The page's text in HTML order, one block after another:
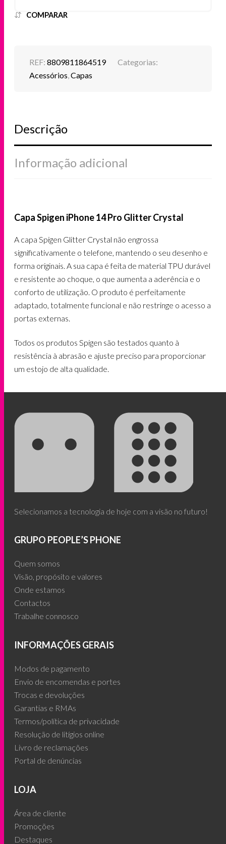
IPHONE
COMPARAR
REF:8809811864519
Categorias:
Acessórios,Capas
Descrição
Informação adicional
Capa Spigen iPhone 14 Pro Glitter Crystal
A capa Spigen Glitter Crystal não engrossa
significativamente o telefone, mantendo o seu desenho e
forma originais. A sua capa é feita de material TPU durável
e resistente ao choque, o que aumenta a aderência e o
conforto de utilização. O produto é perfeitamente
adaptado, totalmente funcional e não restringe o acesso a
portas externas.
Todos os produtos Spigen são testados quanto à
resistência à abrasão e ajuste preciso para proporcionar
um estojo de alta qualidade.
Selecionamos a tecnologia de hoje com a visão no futuro!
GRUPO PEOPLE’S PHONE
Quem somos
Visão, propósito e valores
Onde estamos
Contactos
Trabalhe connosco
INFORMAÇÕES GERAIS
Modos de pagamento
Envio de encomendas e portes
Trocas e devoluções
Garantias e RMAs
Termos/política de privacidade
Resolução de litígios online
Livro de reclamações
Portal de denúncias
LOJA
Área de cliente
Promoções
Destaques